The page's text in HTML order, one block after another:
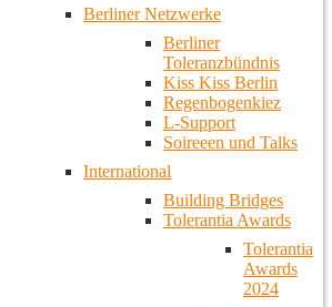
Berliner Netzwerke
Berliner
Toleranzbündnis
Kiss Kiss Berlin
Regenbogenkiez
L-Support
Soireeen und Talks
International
Building Bridges
Tolerantia Awards
Tolerantia
Awards
2024